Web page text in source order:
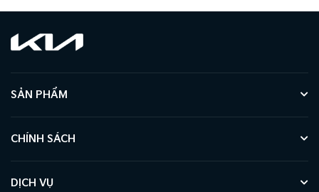
SẢN PHẨM
CHÍNH SÁCH
DỊCH VỤ